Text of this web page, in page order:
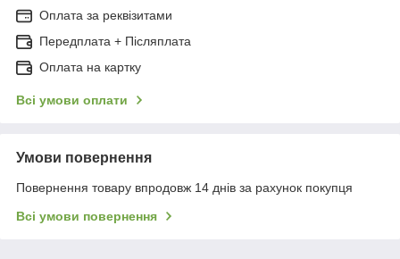
Оплата за реквізитами
Передплата + Післяплата
Оплата на картку
Всі умови оплати
Умови повернення
Повернення товару впродовж 14 днів за рахунок покупця
Всі умови повернення